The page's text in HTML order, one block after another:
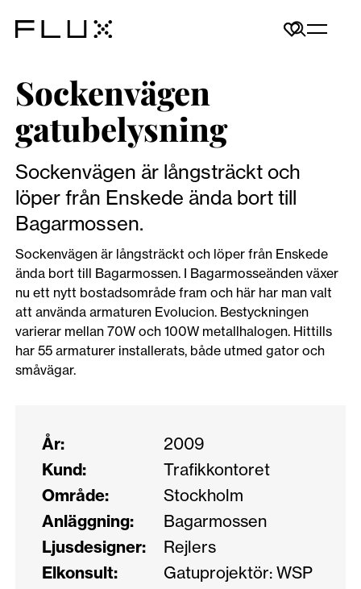
Sockenvägen
gatubelysning
Sockenvägen är långsträckt och
löper från Enskede ända bort till
Bagarmossen.
Sockenvägen är långsträckt och löper från Enskede
ända bort till Bagarmossen. I Bagarmosseänden växer
nu ett nytt bostadsområde fram och här har man valt
att använda armaturen Evolucion. Bestyckningen
varierar mellan 70W och 100W metallhalogen. Hittills
har 55 armaturer installerats, både utmed gator och
småvägar.
År:
2009
Kund:
Trafikkontoret
Område:
Stockholm
Anläggning:
Bagarmossen
Ljusdesigner:
Rejlers
Elkonsult:
Gatuprojektör: WSP